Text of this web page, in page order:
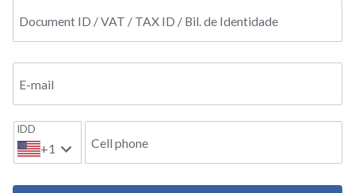
Document ID / VAT / TAX ID / Bil. de Identidade
E-mail
IDD
+1 Cell phone